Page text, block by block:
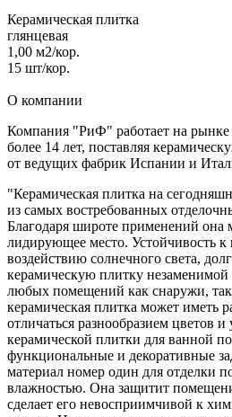
Керамическая плитка
глянцевая
1,00 м2/кор.
15 шт/кор.
О компании
Компания "РиФ" работает на рынке
более 14 лет, поставляя
от ведущих фабрик Испании и
"Керамическая плитка на
из самых востребованных
Благодаря широте применений она
лидирующее место. Устойчивость к
воздействию солнечного света,
керамическую плитку незаменимой
любых помещений как снаружи,
керамическая плитка может иметь
отличаться разнообразием цветов
керамической плитки для ванной
функциональные и декоративные
материал номер один для отделки
влажностью. Она защитит
сделает его невосприимчивой к